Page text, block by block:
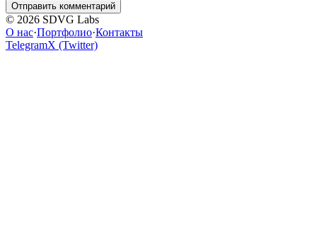
Отправить комментарий
© 2026 SDVG Labs
О нас·Портфолио·Контакты
TelegramX (Twitter)